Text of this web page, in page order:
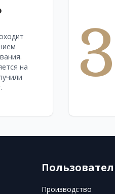
на
3
Производство